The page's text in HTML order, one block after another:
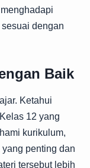
dengan
Baik
Ketahui
12 yang
kurikulum,
penting dan
tersebut lebih